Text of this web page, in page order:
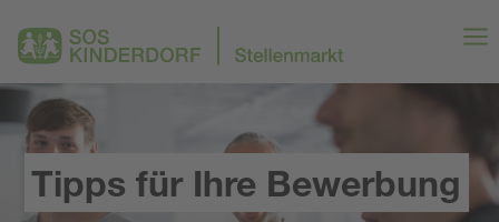
Tipps für Ihre Bewerbung